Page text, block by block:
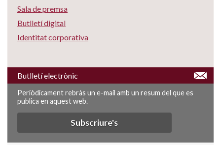
Sala de premsa
Butlletí digital
Identitat corporativa
Butlletí electrònic
Periòdicament rebràs un e-mail amb un resum del que es
publica en aquest web.
Subscriure's